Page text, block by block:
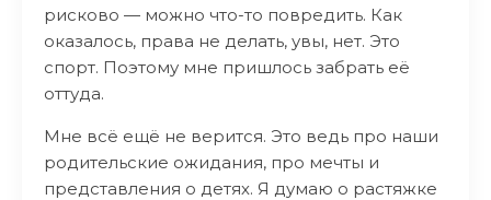
рисково — можно что-то повредить. Как
оказалось, права не делать, увы, нет. Это
спорт. Поэтому мне пришлось забрать её
оттуда.
Мне всё ещё не верится. Это ведь про наши
родительские ожидания, про мечты и
представления о детях. Я думаю о растяжке